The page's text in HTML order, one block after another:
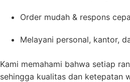
Order mudah & respons
Melayani personal, kantor,
Kami memahami bahwa setiap
sehingga kualitas dan ketepatan